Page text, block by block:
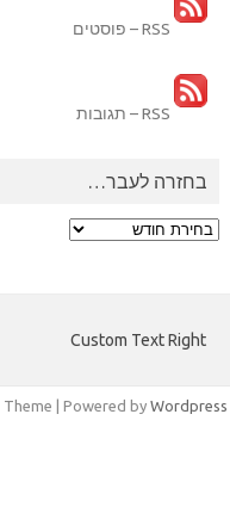
RSS – פוסטים
RSS – תגובות
בחזרה לעבר…
בחזרה
Custom Text Right
Theme | Powered by